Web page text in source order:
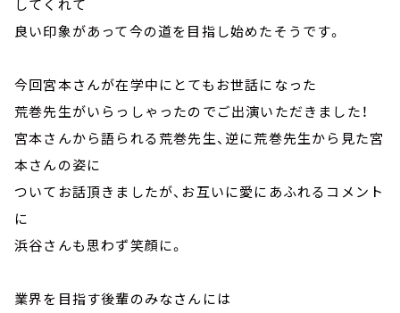
してくれて
良い印象があって今の道を目指し始めたそうです。
今回宮本さんが在学中にとてもお世話になった
荒巻先生がいらっしゃったのでご出演いただきました！
宮本さんから語られる荒巻先生、逆に荒巻先生から見た宮
本さんの姿に
ついてお話頂きましたが、お互いに愛にあふれるコメント
に
浜谷さんも思わず笑顔に。
業界を目指す後輩のみなさんには